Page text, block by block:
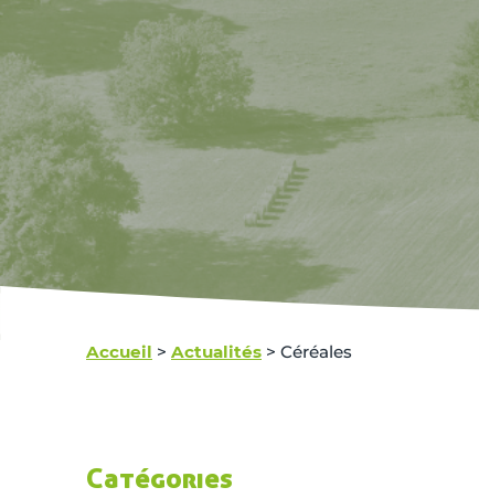
Accueil > Actualités > Céréales
Catégories